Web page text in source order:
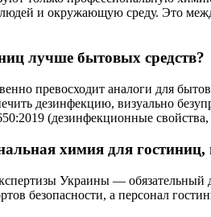
людей и окружающую среду. Это
лучше бытовых средств?
превосходит аналоги для
дезинфекцию, визуально
(дезинфекционные
химия для гостиниц,
Украины — обязательный
безопасности, а персонал